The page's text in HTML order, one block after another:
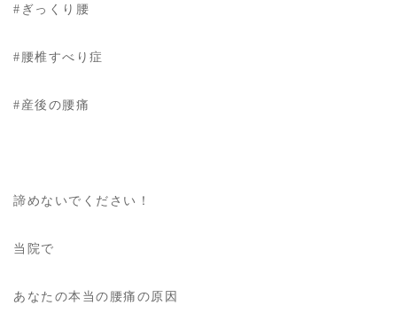
#ぎっくり腰
#腰椎すべり症
#産後の腰痛
諦めないでください！
当院で
あなたの本当の腰痛の原因